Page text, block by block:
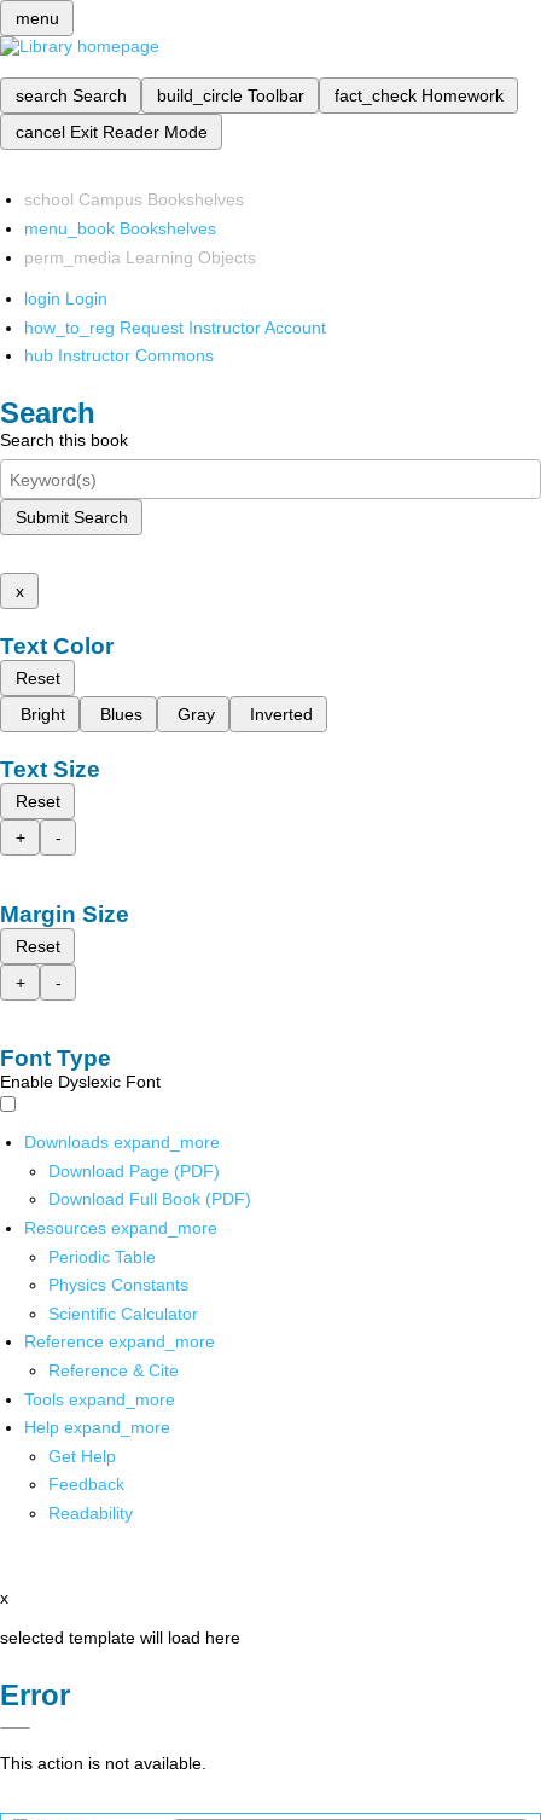
menu
search Search build_circle Toolbar fact_check Homework
cancel Exit Reader Mode
school Campus Bookshelves
menu_book Bookshelves
perm_media Learning Objects
login Login
how_to_reg Request Instructor Account
hub Instructor Commons
Search
Search this book
Submit Search
x
Text Color
Reset
Bright
Blues Gray Inverted
Text Size
Reset
+
-
Margin Size
Reset
+
-
Font Type
Enable Dyslexic Font
Downloads expand_more
Download Page (PDF)
Download Full Book (PDF)
Resources expand_more
Periodic Table
Physics Constants
Scientific Calculator
Reference expand_more
Reference & Cite
Tools expand_more
Help expand_more
Get Help
Feedback
Readability
x
selected template will load here
Error
This action is not available.